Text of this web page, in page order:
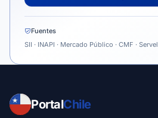
Fuentes
SII · INAPI · Mercado Público · CMF · Servel
PortalChile